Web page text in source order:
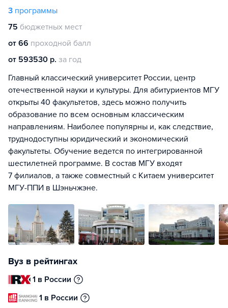
3 программы
75 бюджетных мест
от 66 проходной балл
от 593530 р. за год
Главный классический университет России, центр
отечественной науки и культуры. Для абитуриентов МГУ
открыты 40 факультетов, здесь можно получить
образование по всем основным классическим
направлениям. Наиболее популярны и, как следствие,
труднодоступны юридический и экономический
факультеты. Обучение ведется по интегрированной
шестилетней программе. В состав МГУ входят
7 филиалов, а также совместный с Китаем университет
МГУ-ППИ в Шэньчжэне.
Вуз в рейтингах
1 в России
1 в России